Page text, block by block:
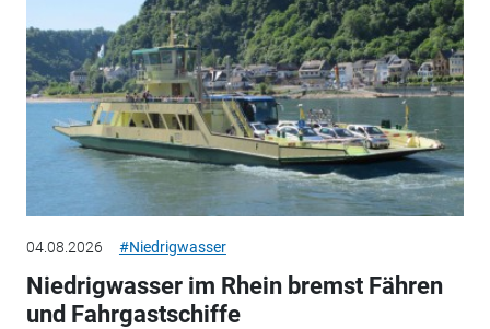
04.08.2026 #Niedrigwasser
Niedrigwasser im Rhein bremst Fähren
und Fahrgastschiffe